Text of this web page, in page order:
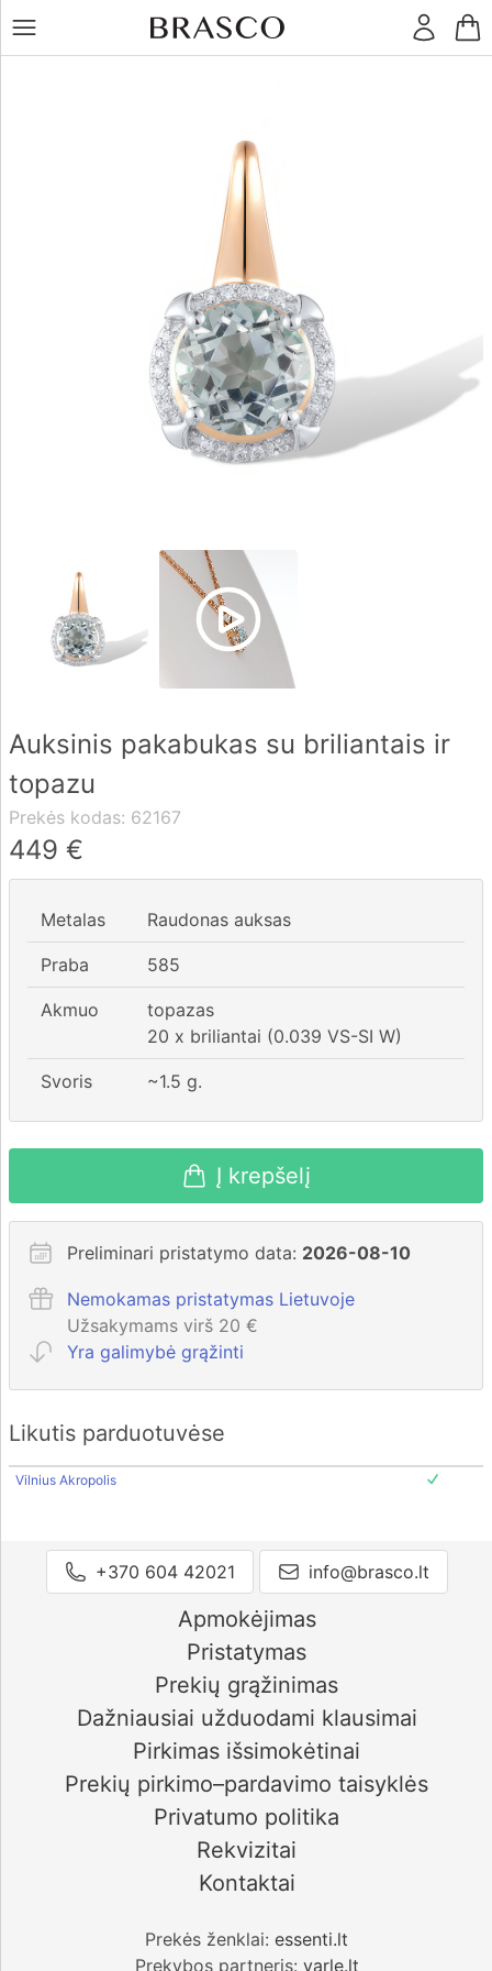
LT
Pristatymas
Apmokėjimas
Rekvizitai
Kontaktai
604 42021
Auksinis pakabukas su briliantais ir
topazu
Prekės kodas: 62167
449 €
Metalas Raudonas auksas
Praba 585
Akmuo
topazas
20 x briliantai (0.039 VS-SI W)
Svoris ~1.5 g.
Į krepšelį
Preliminari pristatymo data: 2026-08-10
Nemokamas pristatymas Lietuvoje
Užsakymams virš 20 €
Yra galimybė grąžinti
Likutis parduotuvėse
Vilnius Akropolis
+370 604 42021 info@brasco.lt
Apmokėjimas
Pristatymas
Prekių grąžinimas
Dažniausiai užduodami klausimai
Pirkimas išsimokėtinai
Prekių pirkimo–pardavimo taisyklės
Privatumo politika
Rekvizitai
Kontaktai
Prekės ženklai: essenti.lt
Prekybos partneris: varle.lt